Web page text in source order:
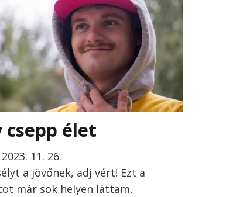
csepp élet
2023. 11. 26.
a jövőnek, adj vért! Ezt a
már sok helyen láttam,